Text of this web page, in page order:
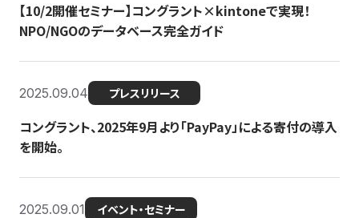
【10/2開催セミナー】コングラント×kintoneで実現！
NPO/NGOのデータベース完全ガイド
2025.09.04 プレスリリース
コングラント、2025年9月より「PayPay」による寄付の導入
を開始。
2025.09.01 イベント・セミナー